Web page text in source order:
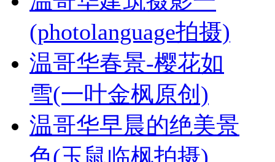
(photolanguage拍摄)
温哥华春景-樱花如
雪(一叶金枫原创)
温哥华早晨的绝美景
色(玉鼠临枫拍摄)